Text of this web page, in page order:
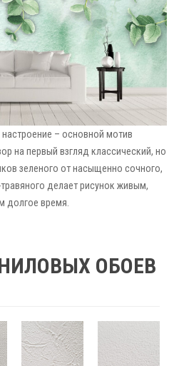
– основной мотив
на первый взгляд классический, но
зеленого от насыщенно сочного,
делает рисунок живым,
долгое время.
ОБОЕВ